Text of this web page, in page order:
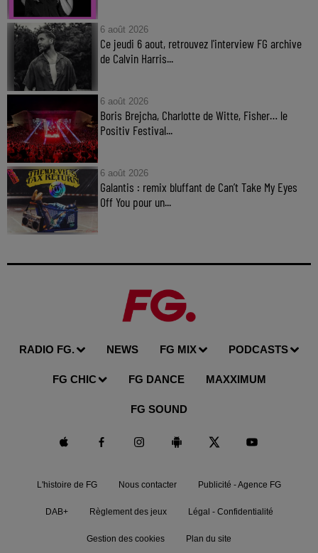
6 août 2026
Ce jeudi 6 aout, retrouvez l'interview FG archive
de Calvin Harris...
6 août 2026
Boris Brejcha, Charlotte de Witte, Fisher… le
Positiv Festival...
6 août 2026
Galantis : remix bluffant de Can’t Take My Eyes
Off You pour un...
RADIO FG. NEWS FG MIX PODCASTS
FG CHIC FG DANCE MAXXIMUM
FG SOUND
L'histoire de FG Nous contacter Publicité - Agence FG
DAB+ Règlement des jeux Légal - Confidentialité
Gestion des cookies Plan du site